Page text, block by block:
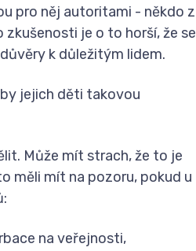
pro něj autoritami - někdo z
je o to horší, že se
k důležitým lidem.
jejich děti takovou
Může mít strach, že to je
měli mít na pozoru, pokud u
na veřejnosti,